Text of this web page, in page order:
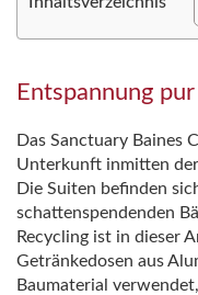
Entspannung
Das Sanctuary Baines
Unterkunft inmitten
Die Suiten befinden
schattenspendenden
Recycling ist in dieser
Getränkedosen aus
Baumaterial